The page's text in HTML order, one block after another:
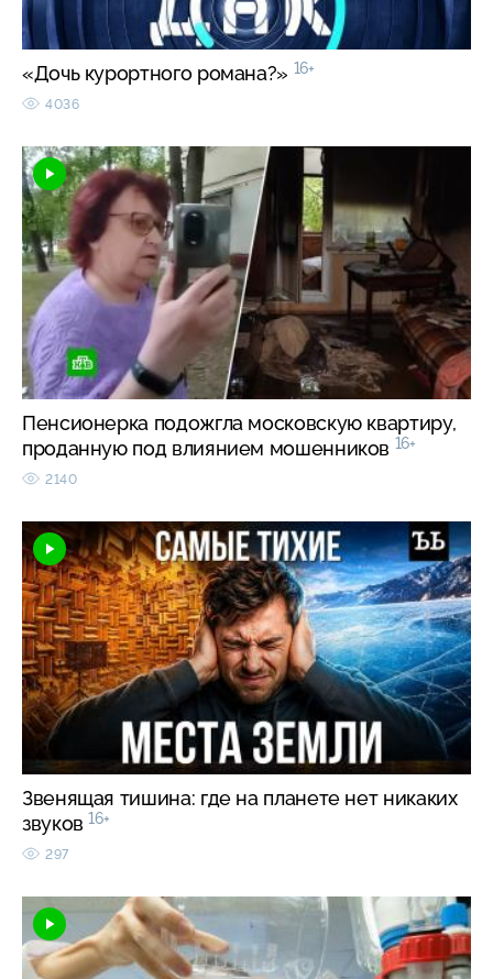
«Дочь курортного романа?» 16+
4036
Пенсионерка подожгла московскую квартиру,
проданную под влиянием мошенников 16+
2140
Звенящая тишина: где на планете нет никаких
звуков 16+
297